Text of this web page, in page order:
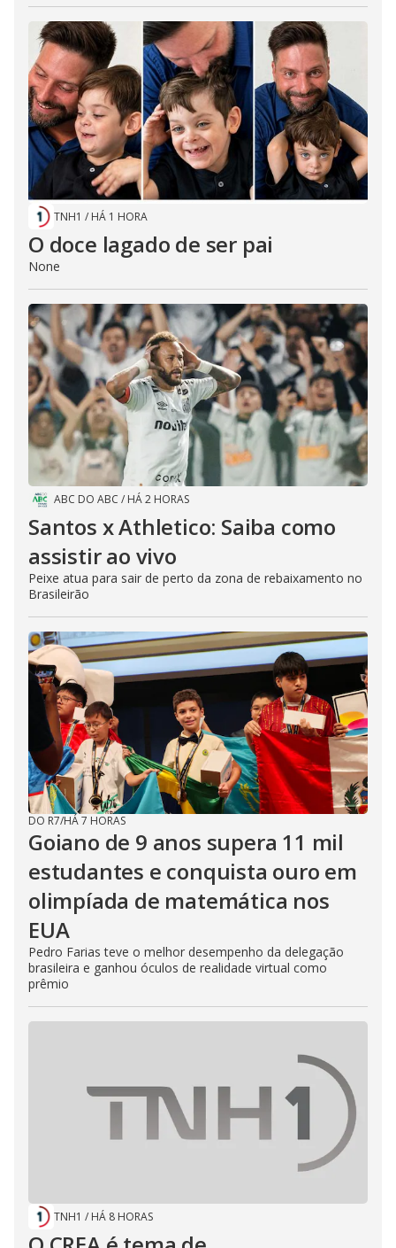
TNH1 / HÁ 1 HORA
O doce lagado de ser pai
None
ABC DO ABC / HÁ 2 HORAS
Santos x Athletico: Saiba como
assistir ao vivo
Peixe atua para sair de perto da zona de rebaixamento no
Brasileirão
DO R7/HÁ 7 HORAS
Goiano de 9 anos supera 11 mil
estudantes e conquista ouro em
olimpíada de matemática nos
EUA
Pedro Farias teve o melhor desempenho da delegação
brasileira e ganhou óculos de realidade virtual como
prêmio
TNH1 / HÁ 8 HORAS